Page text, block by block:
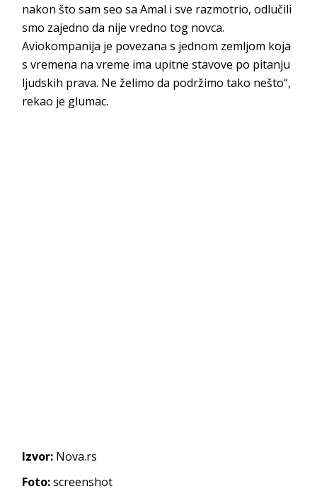
nakon što sam seo sa Amal i sve razmotrio, odlučili
smo zajedno da nije vredno tog novca.
Aviokompanija je povezana s jednom zemljom koja
s vremena na vreme ima upitne stavove po pitanju
ljudskih prava. Ne želimo da podržimo tako nešto“,
rekao je glumac.
Izvor: Nova.rs
Foto:screenshot